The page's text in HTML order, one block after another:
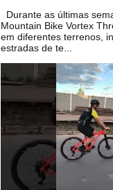
Durante as últimas
Mountain Bike Vortex
em diferentes terrenos,
estradas de te...